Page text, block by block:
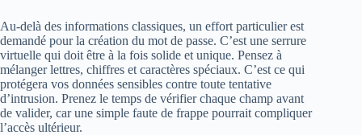
Au-delà des informations classiques, un effort particulier est
demandé pour la création du mot de passe. C’est une serrure
virtuelle qui doit être à la fois solide et unique. Pensez à
mélanger lettres, chiffres et caractères spéciaux. C’est ce qui
protégera vos données sensibles contre toute tentative
d’intrusion. Prenez le temps de vérifier chaque champ avant
de valider, car une simple faute de frappe pourrait compliquer
l’accès ultérieur.